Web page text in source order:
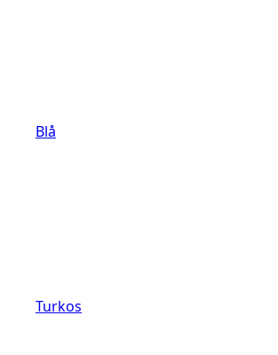
Blå
Turkos